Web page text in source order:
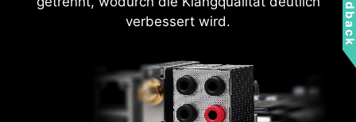
verbessert wird.